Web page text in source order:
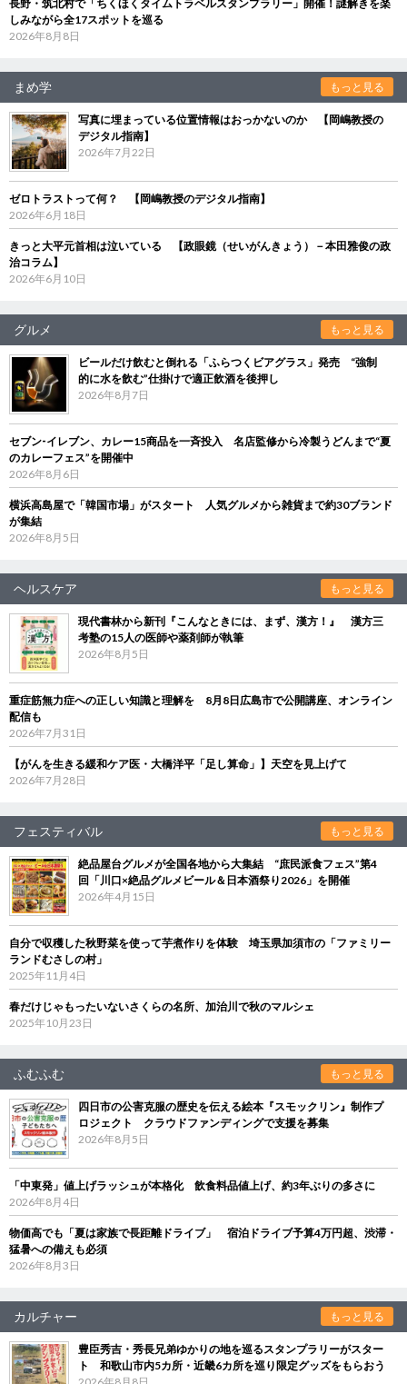
長野・筑北村で「ちくほくタイムトラベルスタンプラリー」開催！謎解きを楽
しみながら全17スポットを巡る
2026年8月8日
まめ学 もっと見る
写真に埋まっている位置情報はおっかないのか 【岡嶋教授の
デジタル指南】
2026年7月22日
ゼロトラストって何？ 【岡嶋教授のデジタル指南】
2026年6月18日
きっと大平元首相は泣いている 【政眼鏡（せいがんきょう）－本田雅俊の政
治コラム】
2026年6月10日
グルメ もっと見る
ビールだけ飲むと倒れる「ふらつくビアグラス」発売 “強制
的に水を飲む”仕掛けで適正飲酒を後押し
2026年8月7日
セブン‐イレブン、カレー15商品を一斉投入 名店監修から冷製うどんまで“夏
のカレーフェス”を開催中
2026年8月6日
横浜高島屋で「韓国市場」がスタート 人気グルメから雑貨まで約30ブランド
が集結
2026年8月5日
ヘルスケア もっと見る
現代書林から新刊『こんなときには、まず、漢方！』 漢方三
考塾の15人の医師や薬剤師が執筆
2026年8月5日
重症筋無力症への正しい知識と理解を 8月8日広島市で公開講座、オンライン
配信も
2026年7月31日
【がんを生きる緩和ケア医・大橋洋平「足し算命」】天空を見上げて
2026年7月28日
フェスティバル もっと見る
絶品屋台グルメが全国各地から大集結 “庶民派食フェス”第4
回「川口×絶品グルメビール＆日本酒祭り2026」を開催
2026年4月15日
自分で収穫した秋野菜を使って芋煮作りを体験 埼玉県加須市の「ファミリー
ランドむさしの村」
2025年11月4日
春だけじゃもったいないさくらの名所、加治川で秋のマルシェ
2025年10月23日
ふむふむ もっと見る
四日市の公害克服の歴史を伝える絵本『スモックリン』制作プ
ロジェクト クラウドファンディングで支援を募集
2026年8月5日
「中東発」値上げラッシュが本格化 飲食料品値上げ、約3年ぶりの多さに
2026年8月4日
物価高でも「夏は家族で長距離ドライブ」 宿泊ドライブ予算4万円超、渋滞・
猛暑への備えも必須
2026年8月3日
カルチャー もっと見る
豊臣秀吉・秀長兄弟ゆかりの地を巡るスタンプラリーがスター
ト 和歌山市内5カ所・近畿6カ所を巡り限定グッズをもらおう